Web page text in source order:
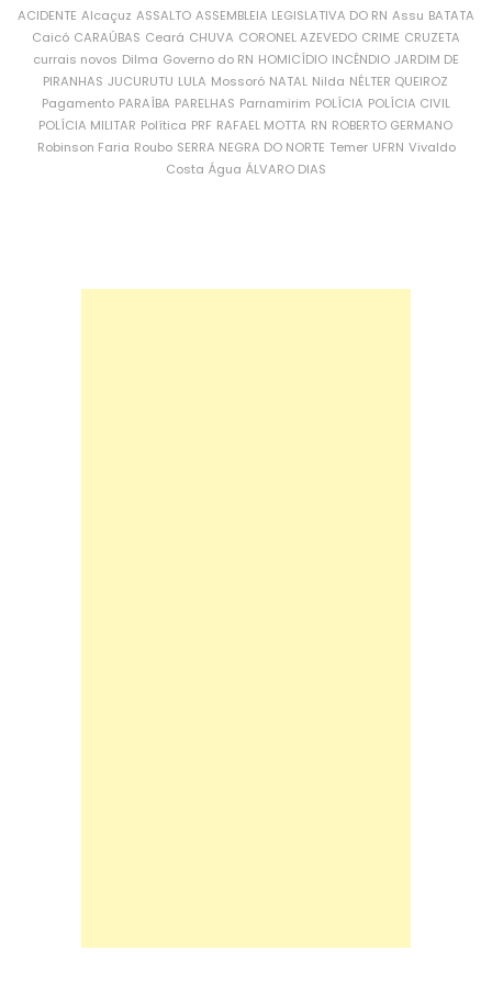
ACIDENTE Alcaçuz ASSALTO ASSEMBLEIA LEGISLATIVA DO RN Assu BATATA
Caicó CARAÚBAS Ceará CHUVA CORONEL AZEVEDO CRIME CRUZETA
currais novos Dilma Governo do RN HOMICÍDIO INCÊNDIO JARDIM DE
PIRANHAS JUCURUTU LULA Mossoró NATAL Nilda NÉLTER QUEIROZ
Pagamento PARAÍBA PARELHAS Parnamirim POLÍCIA POLÍCIA CIVIL
POLÍCIA MILITAR Política PRF RAFAEL MOTTA RN ROBERTO GERMANO
Robinson Faria Roubo SERRA NEGRA DO NORTE Temer UFRN Vivaldo
Costa Água ÁLVARO DIAS